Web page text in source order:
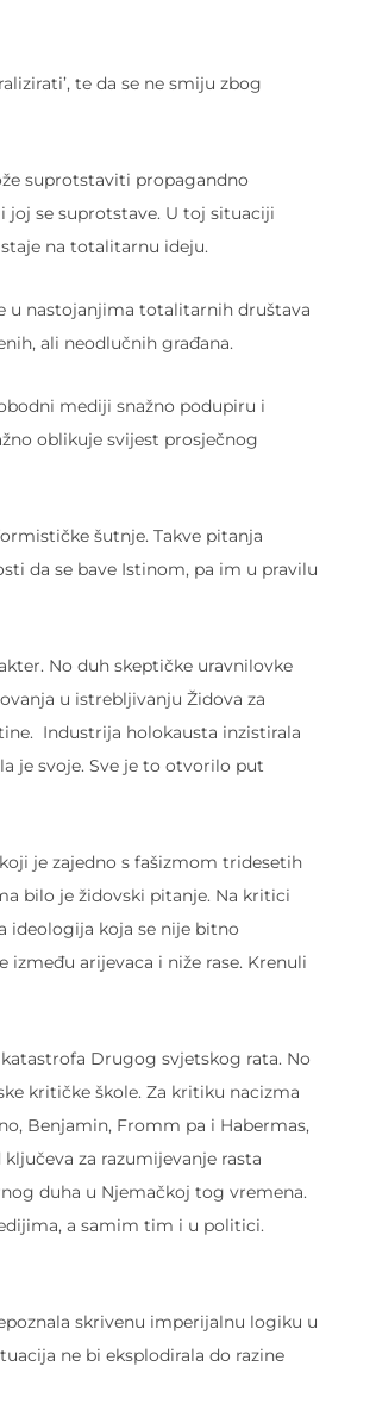
te da se ne smiju zbog
suprotstaviti propagandno
joj se suprotstave. U toj situaciji
na totalitarnu ideju.
u nastojanjima totalitarnih društava
ali neodlučnih građana.
mediji snažno podupiru i
oblikuje svijest prosječnog
šutnje. Takve pitanja
da se bave Istinom, pa im u pravilu
No duh skeptičke uravnilovke
u istrebljivanju Židova za
Industrija holokausta inzistirala
je svoje. Sve je to otvorilo put
je zajedno s fašizmom tridesetih
bilo je židovski pitanje. Na kritici
ideologija koja se nije bitno
između arijevaca i niže rase. Krenuli
Drugog svjetskog rata. No
kritičke škole. Za kritiku nacizma
Benjamin, Fromm pa i Habermas,
za razumijevanje rasta
duha u Njemačkoj tog vremena.
a samim tim i u politici.
skrivenu imperijalnu logiku u
ne bi eksplodirala do razine